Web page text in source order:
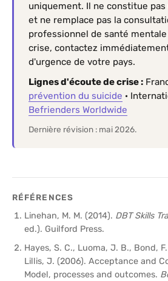
uniquement. Il ne constitue pas
et ne remplace pas la
professionnel de santé mentale
crise, contactez
d'urgence de votre pays.
Lignes d'écoute de crise :
prévention du suicide ·
Befrienders Worldwide
Dernière révision : mai 2026.
RÉFÉRENCES
Linehan, M. M. (2014). DBT Skills
ed.). Guilford Press.
Hayes, S. C., Luoma, J. B., Bond,
Lillis, J. (2006). Acceptance and
Model, processes and outcomes.